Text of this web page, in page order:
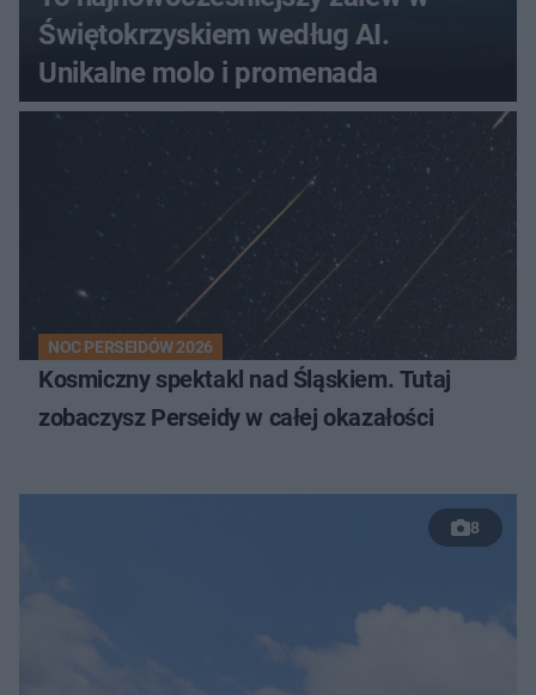
Świętokrzyskiem według AI.
Unikalne molo i promenada
NOC PERSEIDÓW 2026
Kosmiczny spektakl nad Śląskiem. Tutaj
zobaczysz Perseidy w całej okazałości
8